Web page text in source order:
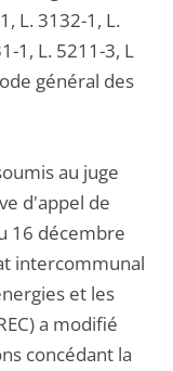
L. 3132-1, L.
1, L. 5211-3, L
général des
au juge
d'appel de
16 décembre
intercommunal
et les
a modifié
concédant la